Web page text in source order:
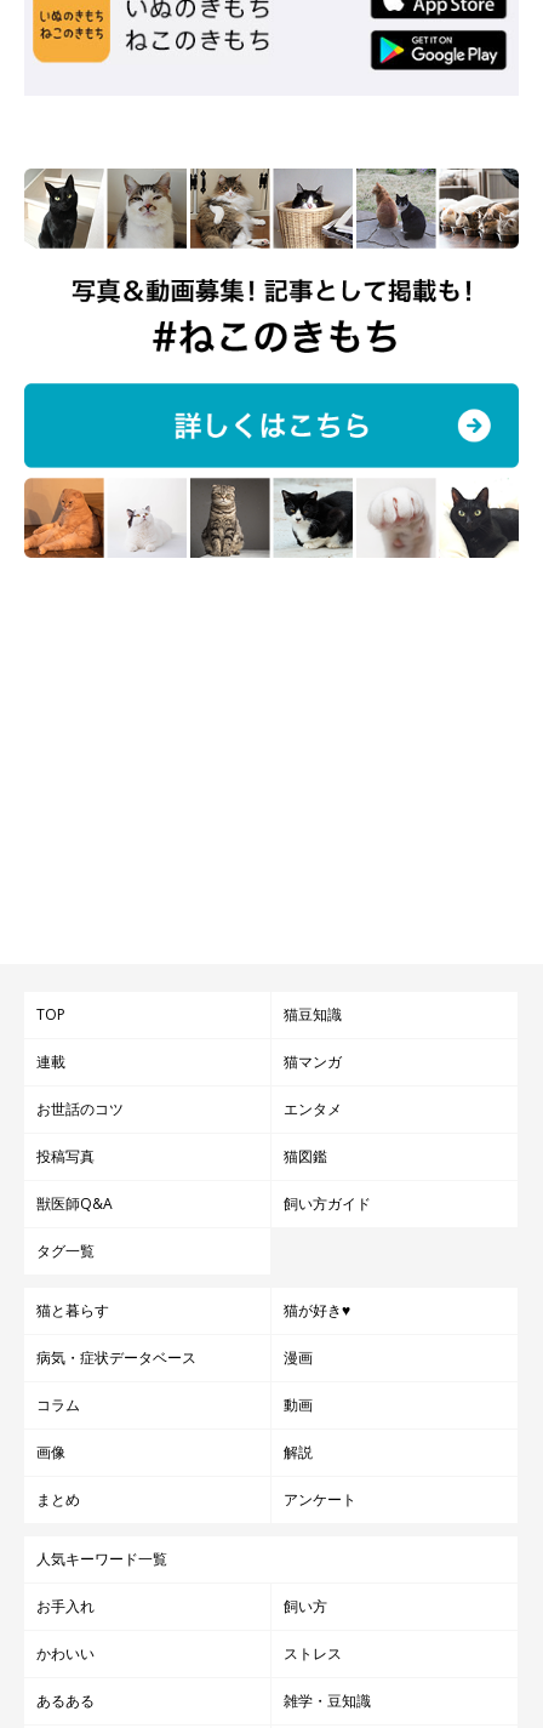
TOP 猫豆知識
連載 猫マンガ
お世話のコツ エンタメ
投稿写真 猫図鑑
獣医師Q&A 飼い方ガイド
タグ一覧
猫と暮らす 猫が好き♥
病気・症状データベース 漫画
コラム 動画
画像 解説
まとめ アンケート
人気キーワード一覧
お手入れ 飼い方
かわいい ストレス
あるある 雑学・豆知識